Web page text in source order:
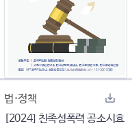
법·정책
[2024] 친족성폭력 공소시효